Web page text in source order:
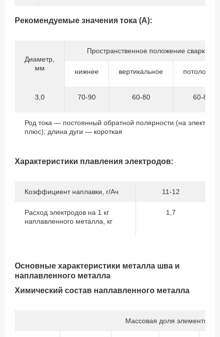
Рекомендуемые значения тока (А):
Диаметр,
мм
Пространственное положение сварки
нижнее вертикальное
3,0 70-90 60-80 60-80
Род тока — постоянный обратной полярности (на
плюс); длина дуги — короткая
Характеристики плавления электродов:
Коэффициент наплавки, г/Ач 11-12
Расход электродов на 1 кг
наплавленного металла, кг
1,7
Основные характеристики металла шва и
наплавленного металла
Химический состав наплавленного металла
Массовая доля элементов,%